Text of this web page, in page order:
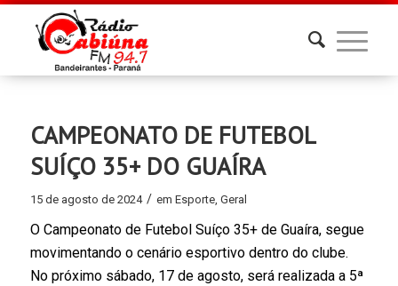
CAMPEONATO DE FUTEBOL
SUÍÇO 35+ DO GUAÍRA
15 de agosto de 2024 / em Esporte, Geral
O Campeonato de Futebol Suíço 35+ de Guaíra, segue
movimentando o cenário esportivo dentro do clube.
No próximo sábado, 17 de agosto, será realizada a 5ª